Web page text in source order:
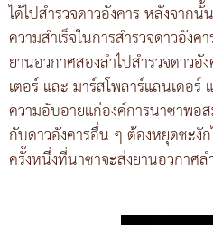
ได้ไปสำรวจดาวอังคาร หลังจาก
ความสำเร็จในการสำรวจดาวอัง
ยานอวกาศสองลำไปสำรวจดาวอั
เตอร์ และ มาร์สโพลาร์แลนเดอ
ความอับอายแก่องค์การนาซาพอส
กับดาวอังคารอื่น ๆ ต้องหยุดชะงั
ครั้งหนึ่งที่นาซาจะส่งยานอวกาศล